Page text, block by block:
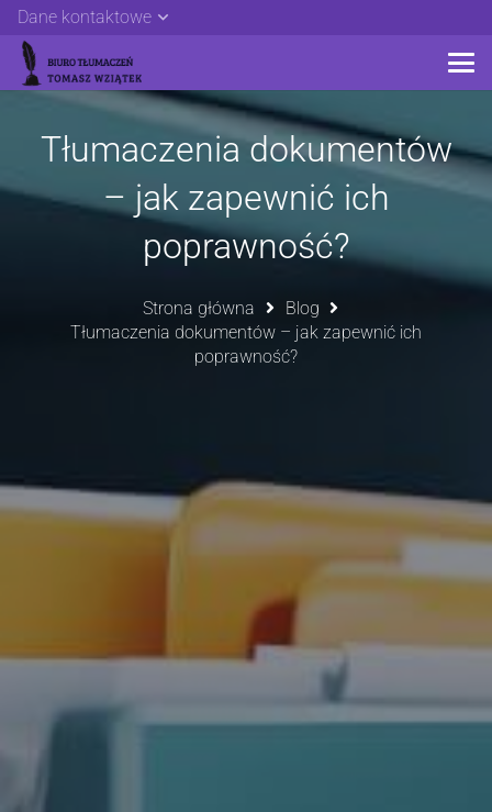
Dane kontaktowe
Tłumaczenia dokumentów
– jak zapewnić ich
poprawność?
Strona główna
Blog
Tłumaczenia dokumentów – jak zapewnić ich
poprawność?